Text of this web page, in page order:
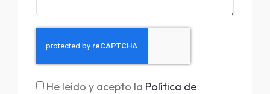
He leído y acepto la Política de